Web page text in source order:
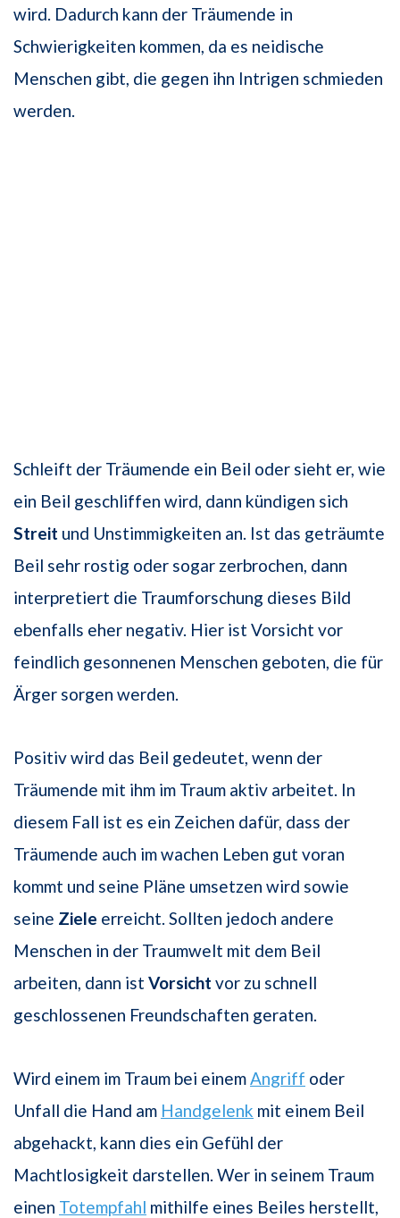
wird. Dadurch kann der Träumende in
Schwierigkeiten kommen, da es neidische
Menschen gibt, die gegen ihn Intrigen schmieden
werden.
Schleift der Träumende ein Beil oder sieht er, wie
ein Beil geschliffen wird, dann kündigen sich
Streit und Unstimmigkeiten an. Ist das geträumte
Beil sehr rostig oder sogar zerbrochen, dann
interpretiert die Traumforschung dieses Bild
ebenfalls eher negativ. Hier ist Vorsicht vor
feindlich gesonnenen Menschen geboten, die für
Ärger sorgen werden.
Positiv wird das Beil gedeutet, wenn der
Träumende mit ihm im Traum aktiv arbeitet. In
diesem Fall ist es ein Zeichen dafür, dass der
Träumende auch im wachen Leben gut voran
kommt und seine Pläne umsetzen wird sowie
seine Ziele erreicht. Sollten jedoch andere
Menschen in der Traumwelt mit dem Beil
arbeiten, dann ist Vorsicht vor zu schnell
geschlossenen Freundschaften geraten.
Wird einem im Traum bei einem Angriff oder
Unfall die Hand am Handgelenk mit einem Beil
abgehackt, kann dies ein Gefühl der
Machtlosigkeit darstellen. Wer in seinem Traum
einen Totempfahl mithilfe eines Beiles herstellt,